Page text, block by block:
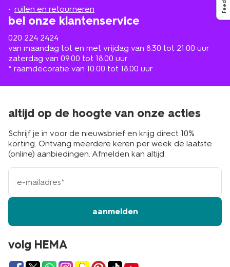
ruilen en retourneren
bel onze klantenservice
020 224 2424
van maandag tot en met vrijdag van 8.30 tot 21.00 uur
zaterdag van 09.00 tot 18.00 uur
* raamdecoratie van 10.00 tot 18.00 uur
buurt
volg HEMA
altijd op de hoogte van onze acties
Schrijf je in voor de nieuwsbrief en krijg direct 10%
korting. Ontvang meerdere keren per week de laatste
(online) aanbiedingen. Afmelden kan altijd.
e-
mailadres
aanmelden